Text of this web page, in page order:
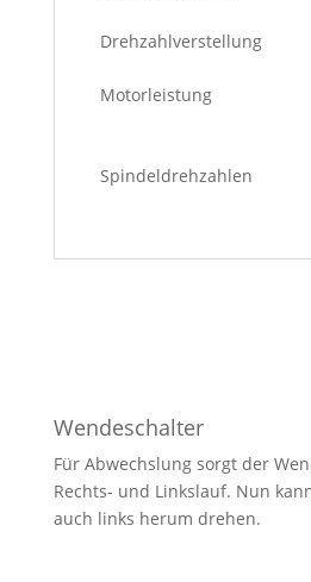
Drehzahlverstellung
Motorleistung
Spindeldrehzahlen
Wendeschalter
Für Abwechslung sorgt der
Rechts- und Linkslauf. Nun
auch links herum drehen.